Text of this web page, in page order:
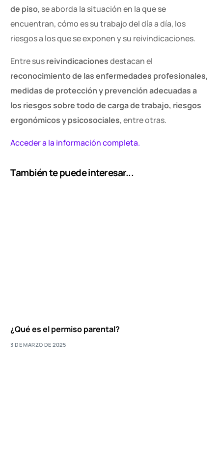
de piso, se aborda la situación en la que se
encuentran, cómo es su trabajo del día a día, los
riesgos a los que se exponen y su reivindicaciones.
Entre susreivindicacionesdestacan el
reconocimiento de las enfermedades profesionales,
medidas de protección y prevención adecuadas a
los riesgos sobre todo de carga de trabajo, riesgos
ergonómicos y psicosociales, entre otras.
Acceder a la información completa.
También te puede interesar...
¿Qué es el permiso parental?
3 DE MARZO DE 2025
Contacto